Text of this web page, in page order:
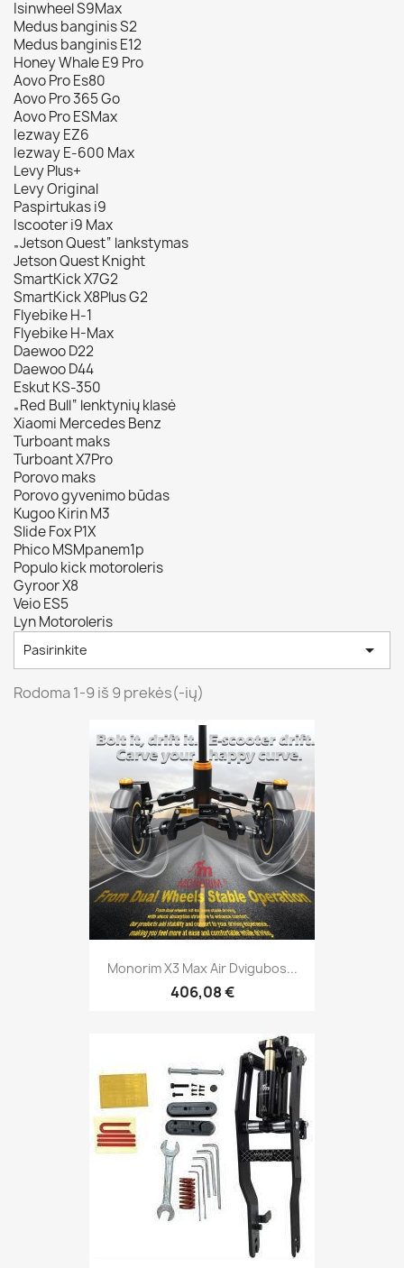
Isinwheel S9Max
Medus banginis S2
Medus banginis E12
Honey Whale E9 Pro
Aovo Pro Es80
Aovo Pro 365 Go
Aovo Pro ESMax
Iezway EZ6
Iezway E-600 Max
Levy Plus+
Levy Original
Paspirtukas i9
Iscooter i9 Max
„Jetson Quest“ lankstymas
Jetson Quest Knight
SmartKick X7G2
SmartKick X8Plus G2
Flyebike H-1
Flyebike H-Max
Daewoo D22
Daewoo D44
Eskut KS-350
„Red Bull“ lenktynių klasė
Xiaomi Mercedes Benz
Turboant maks
Turboant X7Pro
Porovo maks
Porovo gyvenimo būdas
Kugoo Kirin M3
Slide Fox P1X
Phico MSMpanem1p
Populo kick motoroleris
Gyroor X8
Veio ES5
Lyn Motoroleris
Pasirinkite 
Rodoma 1-9 iš 9 prekės(-ių)
Monorim X3 Max Air Dvigubos...
406,08 €